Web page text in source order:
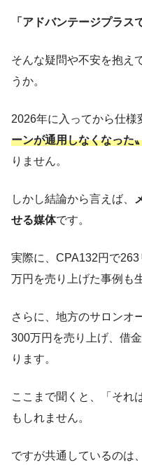
「アドバンテージプラス
そんな疑問や不安を抱え
うか。
2026年に入ってから仕様
ーンが通用しなくなった
りません。
しかし結論から言えば、
せる媒体です。
実際に、CPA132円で
万円を売り上げた事例も
さらに、地方のサロンオ
300万円を売り上げ、借
ります。
ここまで聞くと、「それ
もしれません。
ですが共通しているのは、